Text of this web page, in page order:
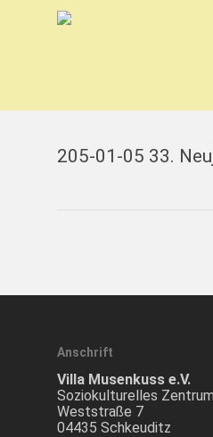
205-01-05 33.
Anschrift
Villa Musenkuss e.V.
Soziokulturelles Zentrum
Weststraße 7
04435 Schkeuditz